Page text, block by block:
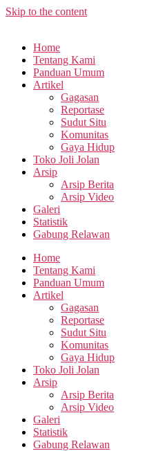
Skip to the content
Home
Tentang Kami
Panduan Umum
Artikel
Gagasan
Reportase
Sudut Situ
Komunitas
Gaya Hidup
Toko Joli Jolan
Arsip
Arsip Berita
Arsip Video
Galeri
Statistik
Gabung Relawan
Home
Tentang Kami
Panduan Umum
Artikel
Gagasan
Reportase
Sudut Situ
Komunitas
Gaya Hidup
Toko Joli Jolan
Arsip
Arsip Berita
Arsip Video
Galeri
Statistik
Gabung Relawan